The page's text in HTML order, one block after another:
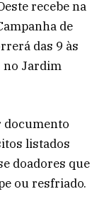
recebe na
de
das 9 às
no Jardim
documento
listados
doadores que
ou resfriado.